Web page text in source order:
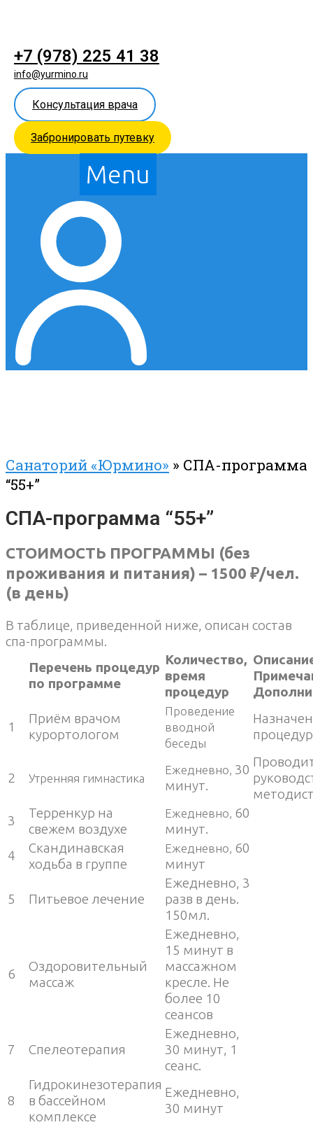
+7 (978) 225 41 38
info@yurmino.ru
Консультация врача
Забронировать путевку
Menu
Санаторий «Юрмино» » СПА-программа
“55+”
СПА-программа “55+”
СТОИМОСТЬ ПРОГРАММЫ (без
проживания и питания) – 1500 ₽/чел.
(в день)
В таблице, приведенной ниже, описан состав
спа-программы.
Перечень процедур
по программе
Количество,
время
процедур
1
Приём врачом
курортологом
Проведение
вводной
беседы
процедур
2 Утренняя гимнастика
Ежедневно, 30
минут.
3
Терренкур на
свежем воздухе
Ежедневно, 60
минут.
4
Скандинавская
ходьба в группе
Ежедневно, 60
минут
5 Питьевое лечение
Ежедневно, 3
разв в день.
150мл.
6
Оздоровительный
массаж
Ежедневно,
15 минут в
массажном
кресле. Не
более 10
сеансов
7 Спелеотерапия
Ежедневно,
30 минут, 1
сеанс.
8
Гидрокинезотерапия
в бассейном
комплексе
Ежедневно,
30 минут